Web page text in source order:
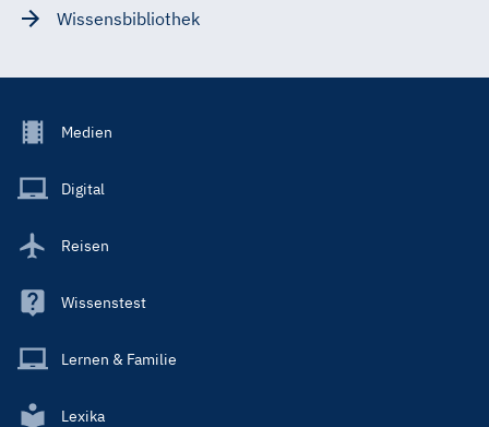
Wissensbibliothek
Footer
Main
Medien
Digital
Reisen
Wissenstest
Lernen & Familie
Lexika